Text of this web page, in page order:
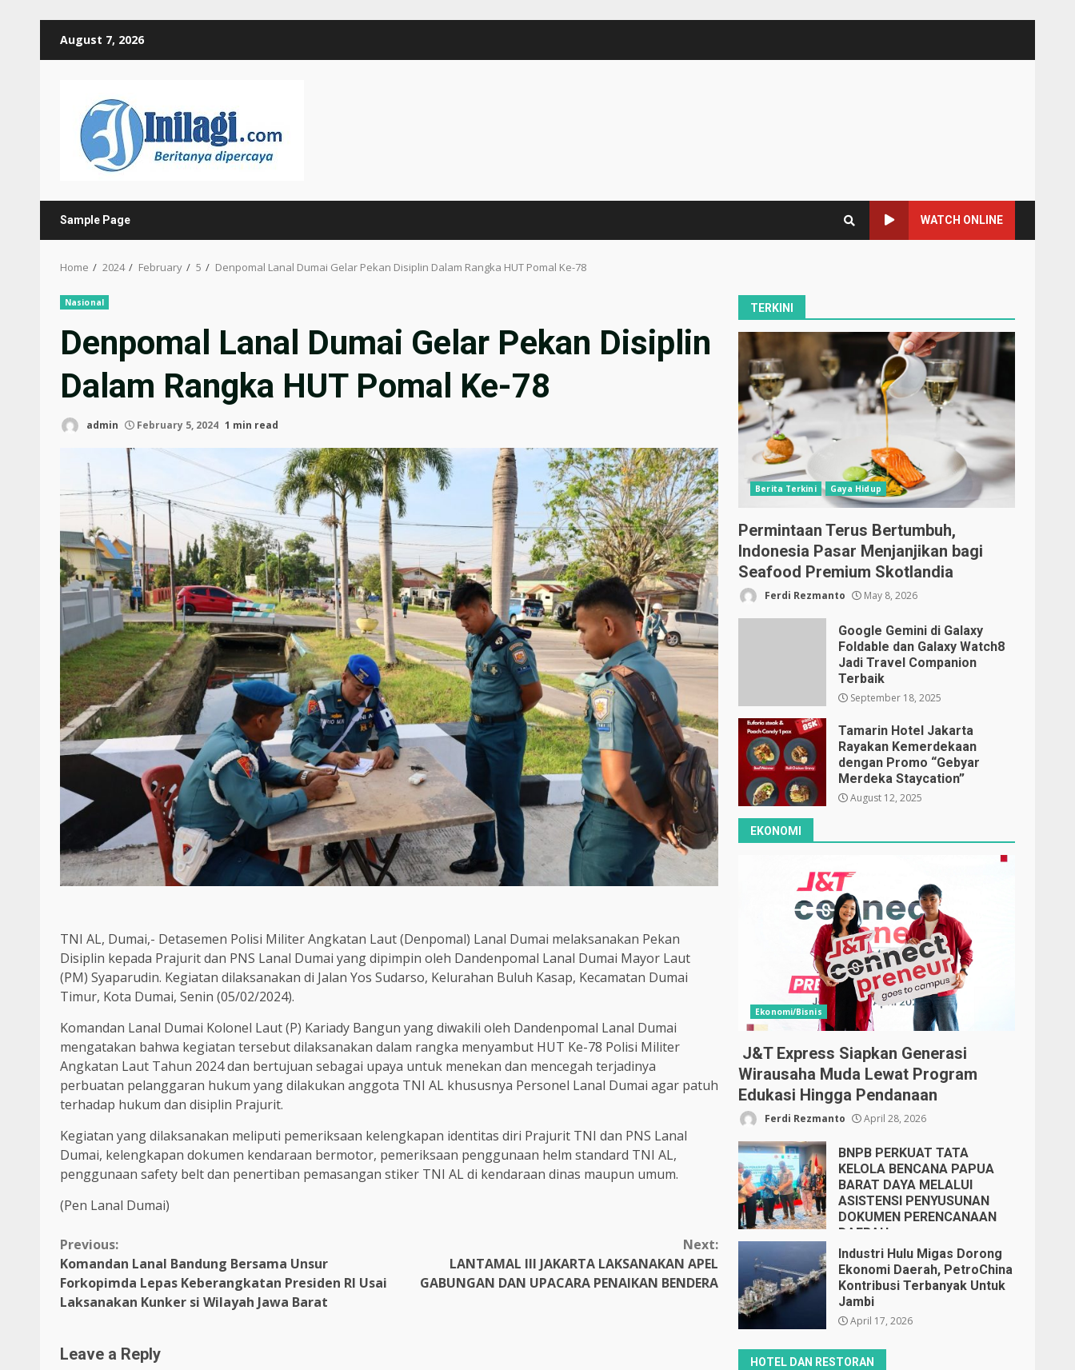
August 7, 2026
Sample Page WATCH ONLINE
Home 2024 February 5 Denpomal Lanal Dumai Gelar Pekan Disiplin Dalam Rangka HUT Pomal Ke-78
Nasional
Denpomal Lanal Dumai Gelar Pekan Disiplin
Dalam Rangka HUT Pomal Ke-78
admin February 5, 2024 1 min read
TNI AL, Dumai,- Detasemen Polisi Militer Angkatan Laut (Denpomal) Lanal Dumai melaksanakan Pekan
Disiplin kepada Prajurit dan PNS Lanal Dumai yang dipimpin oleh Dandenpomal Lanal Dumai Mayor Laut
(PM) Syaparudin. Kegiatan dilaksanakan di Jalan Yos Sudarso, Kelurahan Buluh Kasap, Kecamatan Dumai
Timur, Kota Dumai, Senin (05/02/2024).
Komandan Lanal Dumai Kolonel Laut (P) Kariady Bangun yang diwakili oleh Dandenpomal Lanal Dumai
mengatakan bahwa kegiatan tersebut dilaksanakan dalam rangka menyambut HUT Ke-78 Polisi Militer
Angkatan Laut Tahun 2024 dan bertujuan sebagai upaya untuk menekan dan mencegah terjadinya
perbuatan pelanggaran hukum yang dilakukan anggota TNI AL khususnya Personel Lanal Dumai agar patuh
terhadap hukum dan disiplin Prajurit.
Kegiatan yang dilaksanakan meliputi pemeriksaan kelengkapan identitas diri Prajurit TNI dan PNS Lanal
Dumai, kelengkapan dokumen kendaraan bermotor, pemeriksaan penggunaan helm standard TNI AL,
penggunaan safety belt dan penertiban pemasangan stiker TNI AL di kendaraan dinas maupun umum.
(Pen Lanal Dumai)
Continue
Reading
Previous:
Komandan Lanal Bandung Bersama Unsur
Forkopimda Lepas Keberangkatan Presiden RI Usai
Laksanakan Kunker si Wilayah Jawa Barat
Next:
LANTAMAL III JAKARTA LAKSANAKAN APEL
GABUNGAN DAN UPACARA PENAIKAN BENDERA
Leave a Reply
TERKINI
Berita Terkini Gaya Hidup
Permintaan Terus Bertumbuh,
Indonesia Pasar Menjanjikan bagi
Seafood Premium Skotlandia
Ferdi Rezmanto May 8, 2026
Google Gemini di Galaxy
Foldable dan Galaxy Watch8
Jadi Travel Companion
Terbaik
September 18, 2025
Tamarin Hotel Jakarta
Rayakan Kemerdekaan
dengan Promo “Gebyar
Merdeka Staycation”
August 12, 2025
EKONOMI
Ekonomi/Bisnis
J&T Express Siapkan Generasi
Wirausaha Muda Lewat Program
Edukasi Hingga Pendanaan
Ferdi Rezmanto April 28, 2026
BNPB PERKUAT TATA
KELOLA BENCANA PAPUA
BARAT DAYA MELALUI
ASISTENSI PENYUSUNAN
DOKUMEN PERENCANAAN
DAERAH
April 17, 2026
Industri Hulu Migas Dorong
Ekonomi Daerah, PetroChina
Kontribusi Terbanyak Untuk
Jambi
April 17, 2026
HOTEL DAN RESTORAN